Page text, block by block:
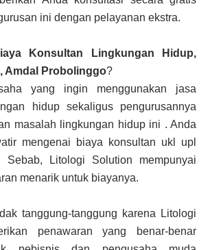
ini dengan pelayanan ekstra.
Konsultan Lingkungan Hidup,
Amdal Probolinggo?
yang ingin menggunakan jasa
hidup sekaligus pengurusannya
masalah lingkungan hidup ini . Anda
mengenai biaya konsultan ukl upl
Litologi Solution mempunyai
menarik untuk biayanya.
tanggung-tanggung karena Litologi
penawaran yang benar-benar